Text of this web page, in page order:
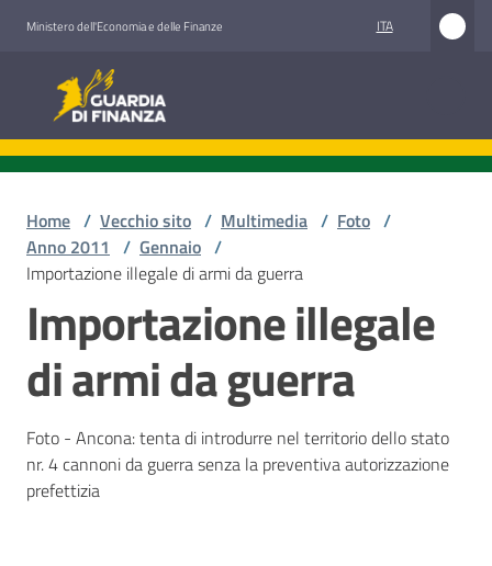
Ministero dell'Economia e delle Finanze ITA
Guardia di Finanza
Home / Vecchio sito / Multimedia / Foto /
Anno 2011 / Gennaio /
Importazione illegale di armi da guerra
Importazione illegale
di armi da guerra
Foto - Ancona: tenta di introdurre nel territorio dello stato
nr. 4 cannoni da guerra senza la preventiva autorizzazione
prefettizia